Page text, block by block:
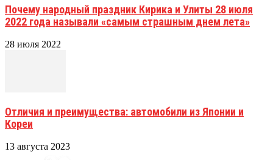
Почему народный праздник Кирика и Улиты 28 июля
2022 года называли «самым страшным днем лета»
28 июля 2022
Отличия и преимущества: автомобили из Японии и
Кореи
13 августа 2023